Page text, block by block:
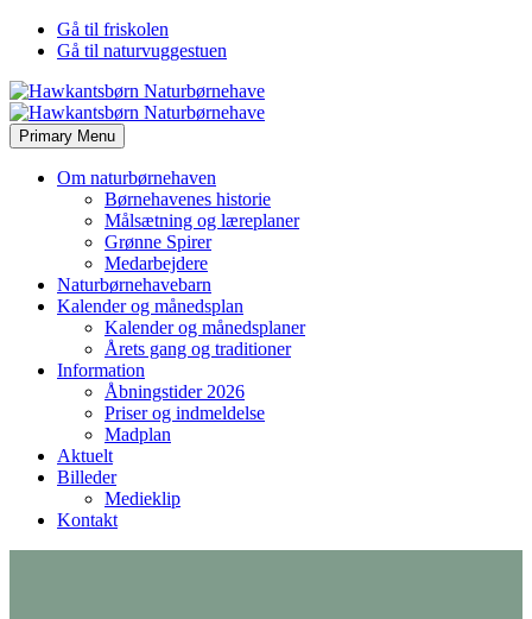
Gå til friskolen
Gå til naturvuggestuen
Primary Menu
Om naturbørnehaven
Børnehavenes historie
Målsætning og læreplaner
Grønne Spirer
Medarbejdere
Naturbørnehavebarn
Kalender og månedsplan
Kalender og månedsplaner
Årets gang og traditioner
Information
Åbningstider 2026
Priser og indmeldelse
Madplan
Aktuelt
Billeder
Medieklip
Kontakt